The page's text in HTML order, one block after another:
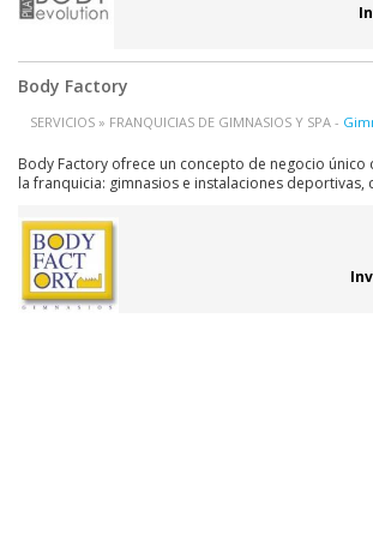
Body Factory
SERVICIOS » FRANQUICIAS DE GIMNASIOS Y SPA -
Body Factory ofrece un concepto de negocio
la franquicia: gimnasios e instalaciones deportivas,
tecnologías y tendencias del mercado, así como
servicios. Además, ofrece...